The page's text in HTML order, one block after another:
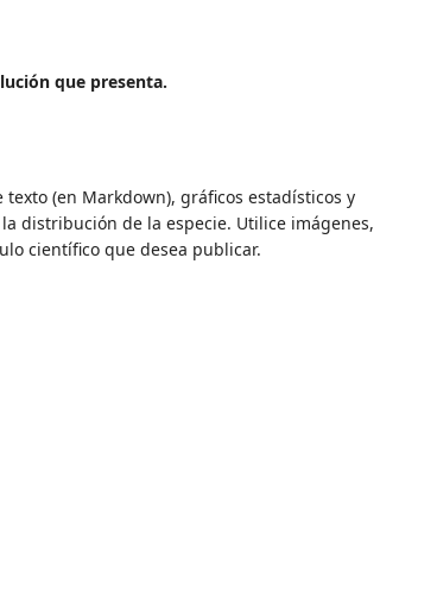
que presenta.
(en Markdown), gráficos estadísticos y
distribución de la especie. Utilice imágenes,
científico que desea publicar.